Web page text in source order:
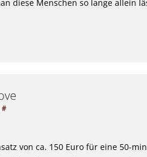
diese Menschen so lange allein
#
von ca. 150 Euro für eine 50-